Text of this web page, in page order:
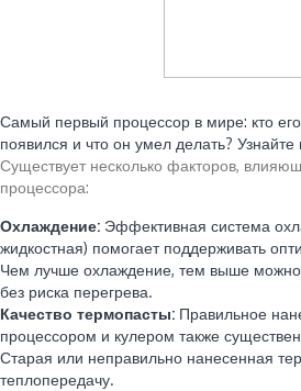
Самый первый процессор в мире: кто
появился и что он умел делать? Узнайте
Существует несколько факторов,
процессора:
Охлаждение: Эффективная система
жидкостная) помогает поддерживать
Чем лучше охлаждение, тем выше можно
без риска перегрева.
Качество термопасты: Правильное
процессором и кулером также
Старая или неправильно нанесенная
теплопередачу.